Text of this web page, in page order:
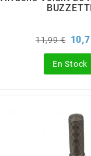
BUZZETTI
Prix
base
11,99 €
En Stock